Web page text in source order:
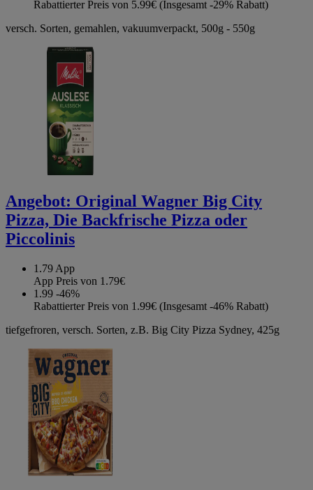
Rabattierter Preis von 5.99€ (Insgesamt -29% Rabatt)
versch. Sorten, gemahlen, vakuumverpackt, 500g - 550g
Angebot: Original Wagner Big City
Pizza, Die Backfrische Pizza oder
Piccolinis
1.79 App
App Preis von 1.79€
1.99 -46%
Rabattierter Preis von 1.99€ (Insgesamt -46% Rabatt)
tiefgefroren, versch. Sorten, z.B. Big City Pizza Sydney, 425g